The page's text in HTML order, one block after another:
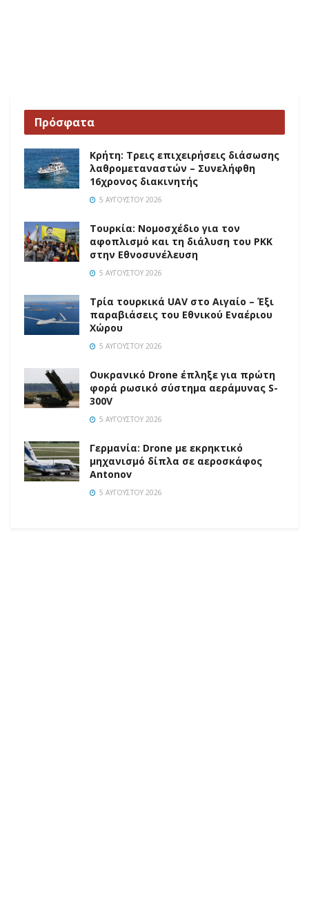
Πρόσφατα
Κρήτη: Τρεις επιχειρήσεις διάσωσης
λαθρομεταναστών – Συνελήφθη
16χρονος διακινητής
5 ΑΥΓΟΎΣΤΟΥ 2026
Τουρκία: Νομοσχέδιο για τον
αφοπλισμό και τη διάλυση του PKK
στην Εθνοσυνέλευση
5 ΑΥΓΟΎΣΤΟΥ 2026
Τρία τουρκικά UAV στο Αιγαίο – Έξι
παραβιάσεις του Εθνικού Εναέριου
Χώρου
5 ΑΥΓΟΎΣΤΟΥ 2026
Ουκρανικό Drone έπληξε για πρώτη
φορά ρωσικό σύστημα αεράμυνας S-
300V
5 ΑΥΓΟΎΣΤΟΥ 2026
Γερμανία: Drone με εκρηκτικό
μηχανισμό δίπλα σε αεροσκάφος
Antonov
5 ΑΥΓΟΎΣΤΟΥ 2026